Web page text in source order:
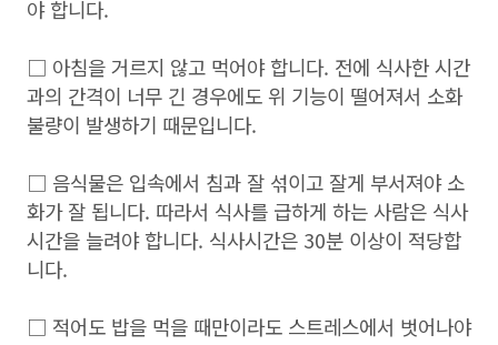
야 합니다.
□ 아침을 거르지 않고 먹어야 합니다. 전에 식사한 시간
과의 간격이 너무 긴 경우에도 위 기능이 떨어져서 소화
불량이 발생하기 때문입니다.
□ 음식물은 입속에서 침과 잘 섞이고 잘게 부서져야 소
화가 잘 됩니다. 따라서 식사를 급하게 하는 사람은 식사
시간을 늘려야 합니다. 식사시간은 30분 이상이 적당합
니다.
□ 적어도 밥을 먹을 때만이라도 스트레스에서 벗어나야